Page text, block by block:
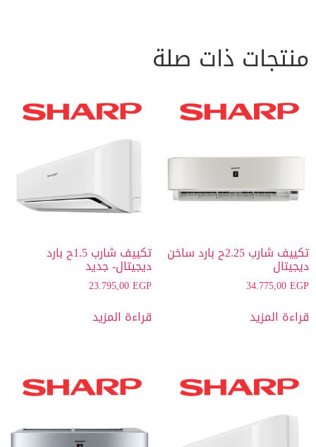
منتجات ذات صلة
تكييف شارب 2.25ح بارد ساخن
ديجيتال
34.775,00EGP
قراءة المزيد
تكييف شارب 1.5ح بارد
ديجيتال- جديد
23.795,00EGP
قراءة المزيد